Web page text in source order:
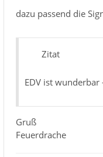
dazu passend die
Zitat
EDV ist
Gruß
Feuerdrache